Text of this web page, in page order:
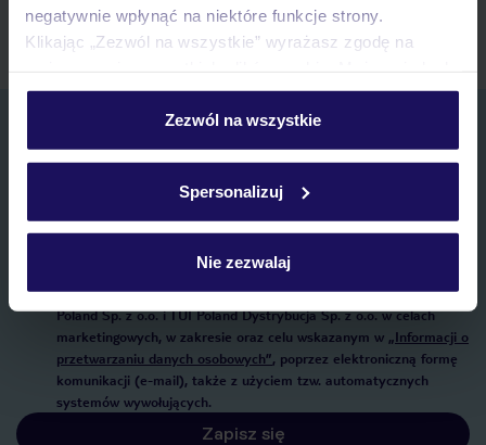
negatywnie wpłynąć na niektóre funkcje strony.
Klikając „Zezwól na wszystkie” wyrażasz zgodę na
personalizować swój wybór wchodząc w zakładkę
Szczegółowe informacje o plikach cookie znajdziesz
Zezwól na wszystkie
Spersonalizuj
Nie zezwalaj
Zapisz się do newslettera
IMIĘ*
Wyrażam zgodę na przetwarzanie danych osobowych przez TUI
Poland Sp. z o.o. i TUI Poland Dystrybucja Sp. z o.o. w celach
marketingowych, w zakresie oraz celu wskazanym w „Informacji o
przetwarzaniu danych osobowych”, poprzez elektroniczną formę
komunikacji (e-mail), także z użyciem tzw. automatycznych
systemów wywołujących.
Zapisz się